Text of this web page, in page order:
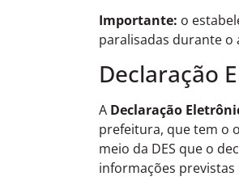
Importante: o
paralisadas durante o
Declaração
A Declaração
prefeitura, que tem o
meio da DES que o
informações previstas